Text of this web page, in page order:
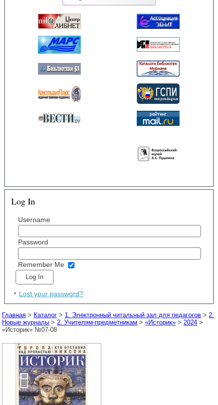
Log In
Username
Password
Remember Me
Lost your password?
Главная > Каталог > 1. Электронный читальный зал для педагогов > 2.
Новые журналы > 2. Учителям-предметникам >«Историк» > 2024 >
«Историк» №07-08